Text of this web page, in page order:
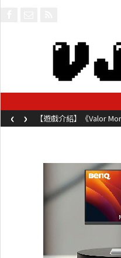
【遊戲介紹】《Valor
槍械劍與魔法殺敵
‹ ›